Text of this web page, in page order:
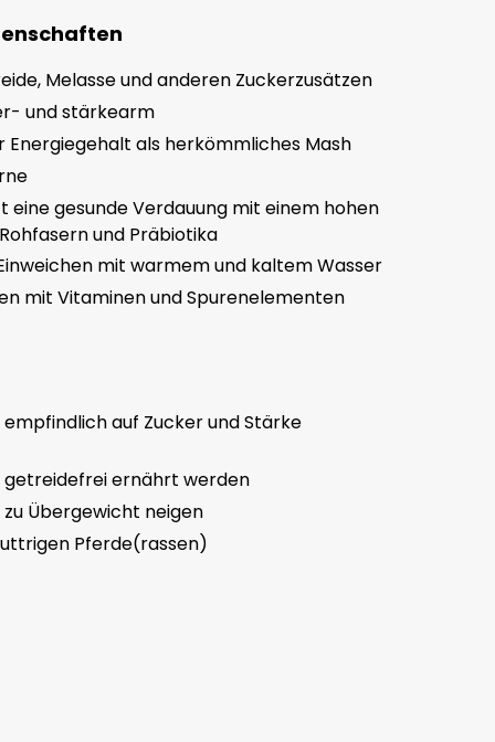
Melasse und anderen Zuckerzusätzen
und stärkearm
Energiegehalt als herkömmliches Mash
eine gesunde Verdauung mit einem hohen
und Präbiotika
mit warmem und kaltem Wasser
mit Vitaminen und Spurenelementen
empfindlich auf Zucker und Stärke
getreidefrei ernährt werden
zu Übergewicht neigen
Pferde(rassen)